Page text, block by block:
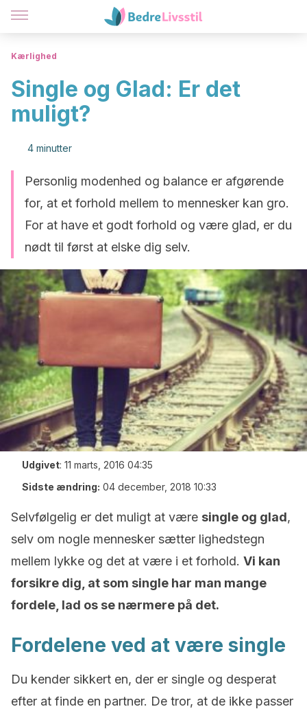
Kærlighed
Single og Glad: Er det
muligt?
4 minutter
Personlig modenhed og balance er afgørende
for, at et forhold mellem to mennesker kan gro.
For at have et godt forhold og være glad, er du
nødt til først at elske dig selv.
Udgivet: 11 marts, 2016 04:35
Sidste ændring: 04 december, 2018 10:33
Selvfølgelig er det muligt at være single og glad,
selv om nogle mennesker sætter lighedstegn
mellem lykke og det at være i et forhold. Vi kan
forsikre dig, at som single har man mange
fordele, lad os se nærmere på det.
Fordelene ved at være single
Du kender sikkert en, der er single og desperat
efter at finde en partner. De tror, at de ikke passer